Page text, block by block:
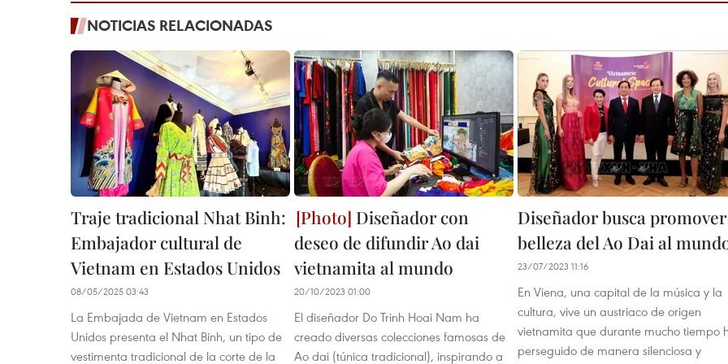
NOTICIAS RELACIONADAS
Traje tradicional Nhat Binh:
Embajador cultural de
Vietnam en Estados Unidos
08/05/2025 03:43
La Embajada de Vietnam en Estados
Unidos presenta el Nhat Binh, un tipo de
vestimenta tradicional de la corte de la
Diseñador con
deseo de difundir Ao dai
vietnamita al mundo
20/10/2023 01:00
El diseñador Do Trinh Hoai Nam ha
creado diversas colecciones famosas de
Ao dai (túnica tradicional), inspirando a
Diseñador busca promover
belleza del Ao Dai al
23/07/2023 11:16
En Viena, una capital de la música y la
cultura, vive un austriaco de origen
vietnamita que durante mucho tiempo
perseguido de manera silenciosa y